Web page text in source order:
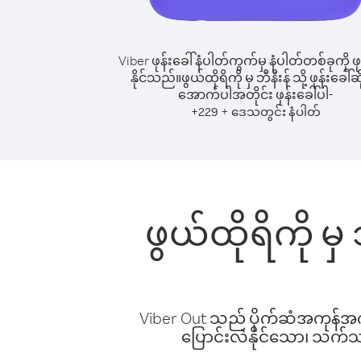
Viber ဖုန်းခေါ်နံပါတ်ကွက်မှ နံပါတ်တစ်ခုကို ဖု
နိုင်သည်။ဖွယ်ထိုရိကို မှ ဘီနီးန် သို့ ဖုန်းခေါ်
အောက်ပါအတိုင်း ဖုန်းခေါ်ပါ-
+229 + ဒေသတွင်း နံပါတ်
ဖွယ်ထိုရိကို မှ ဘီ
Viber Out သည် ပိုက်ဆံအကုန်အက
ပြောင်းလဲနိုင်သော၊ သက်